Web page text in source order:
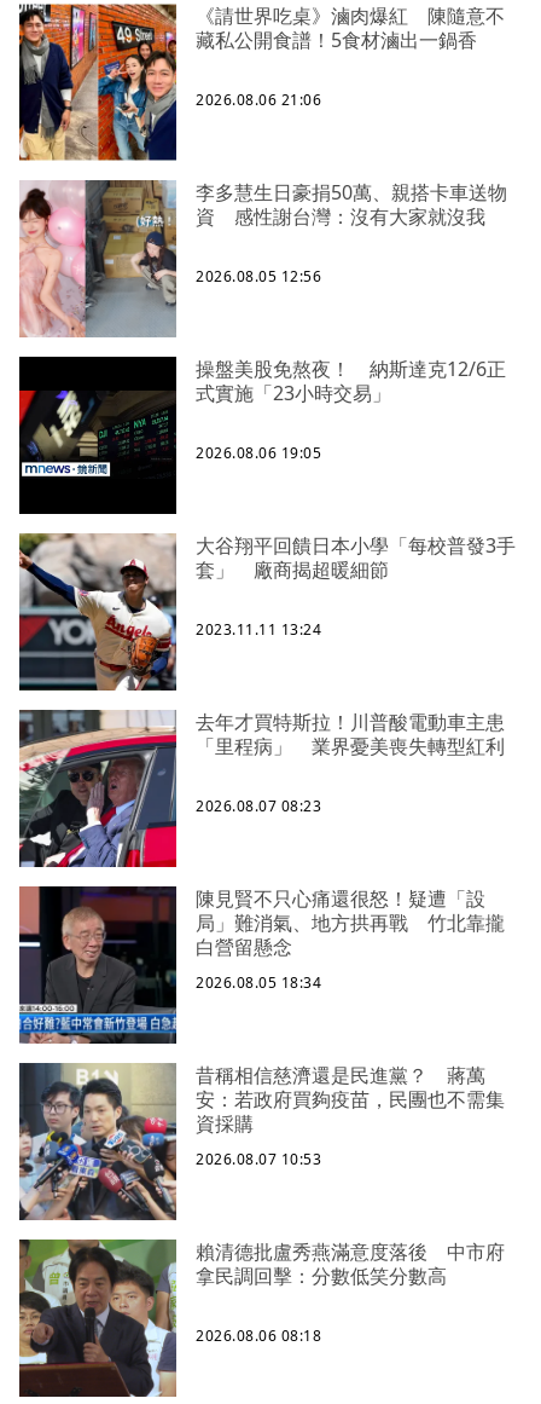
《請世界吃桌》滷肉爆紅 陳隨意不
藏私公開食譜！5食材滷出一鍋香
2026.08.06 21:06
李多慧生日豪捐50萬、親搭卡車送物
資 感性謝台灣：沒有大家就沒我
2026.08.05 12:56
操盤美股免熬夜！ 納斯達克12/6正
式實施「23小時交易」
2026.08.06 19:05
大谷翔平回饋日本小學「每校普發3手
套」 廠商揭超暖細節
2023.11.11 13:24
去年才買特斯拉！川普酸電動車主患
「里程病」 業界憂美喪失轉型紅利
2026.08.07 08:23
陳見賢不只心痛還很怒！疑遭「設
局」難消氣、地方拱再戰 竹北靠攏
白營留懸念
2026.08.05 18:34
昔稱相信慈濟還是民進黨？ 蔣萬
安：若政府買夠疫苗，民團也不需集
資採購
2026.08.07 10:53
賴清德批盧秀燕滿意度落後 中市府
拿民調回擊：分數低笑分數高
2026.08.06 08:18